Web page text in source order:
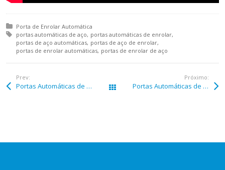
Posted in:
Porta de Enrolar Automática
Tagged with:
portas automáticas de aço portas automáticas de enrolar
portas de aço automáticas portas de aço de enrolar
portas de enrolar automáticas portas de enrolar de aço
Prev:
Portas Automáticas de Aço em Cuiabá Páginas
Próximo:
Portas Automáticas de Aço em Novo Gama